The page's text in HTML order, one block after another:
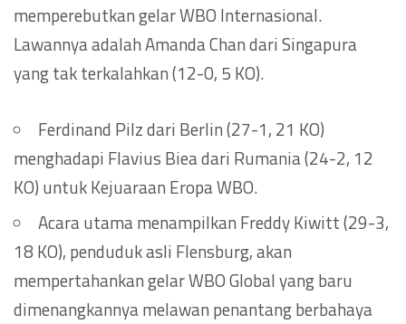
memperebutkan gelar WBO Internasional.
Lawannya adalah Amanda Chan dari Singapura
yang tak terkalahkan (12-0, 5 KO).
Ferdinand Pilz dari Berlin (27-1, 21 KO)
menghadapi Flavius ​​Biea dari Rumania (24-2, 12
KO) untuk Kejuaraan Eropa WBO.
Acara utama menampilkan Freddy Kiwitt (29-3,
18 KO), penduduk asli Flensburg, akan
mempertahankan gelar WBO Global yang baru
dimenangkannya melawan penantang berbahaya